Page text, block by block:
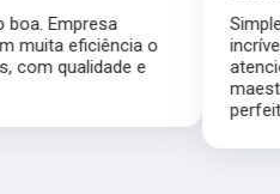
uma experiência
organizada e
com uma exímia
super saborosas e
no